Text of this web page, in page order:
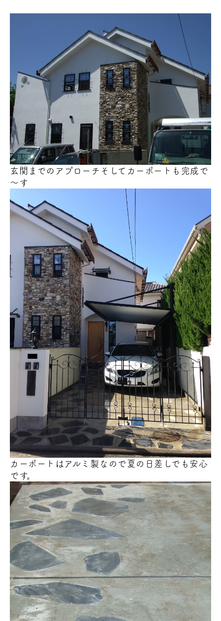
玄関までのアプローチそしてカーポート も完成で
～す
カーポートはアルミ製なので 夏の日差しでも安心
です。